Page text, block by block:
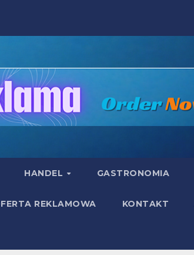
HANDEL GASTRONOMIA
REKLAMOWA KONTAKT